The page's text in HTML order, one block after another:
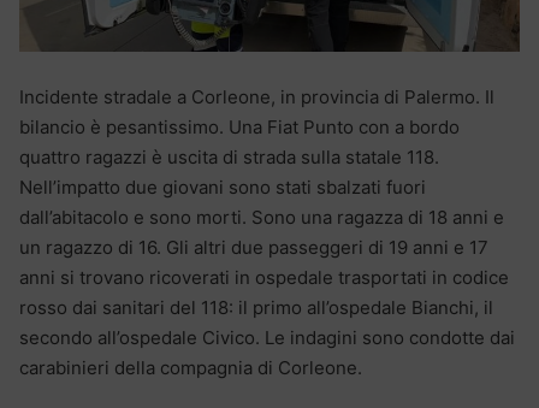
Incidente stradale a Corleone, in provincia di Palermo. Il
bilancio è pesantissimo. Una Fiat Punto con a bordo
quattro ragazzi è uscita di strada sulla statale 118.
Nell’impatto due giovani sono stati sbalzati fuori
dall’abitacolo e sono morti. Sono una ragazza di 18 anni e
un ragazzo di 16. Gli altri due passeggeri di 19 anni e 17
anni si trovano ricoverati in ospedale trasportati in codice
rosso dai sanitari del 118: il primo all’ospedale Bianchi, il
secondo all’ospedale Civico. Le indagini sono condotte dai
carabinieri della compagnia di Corleone.